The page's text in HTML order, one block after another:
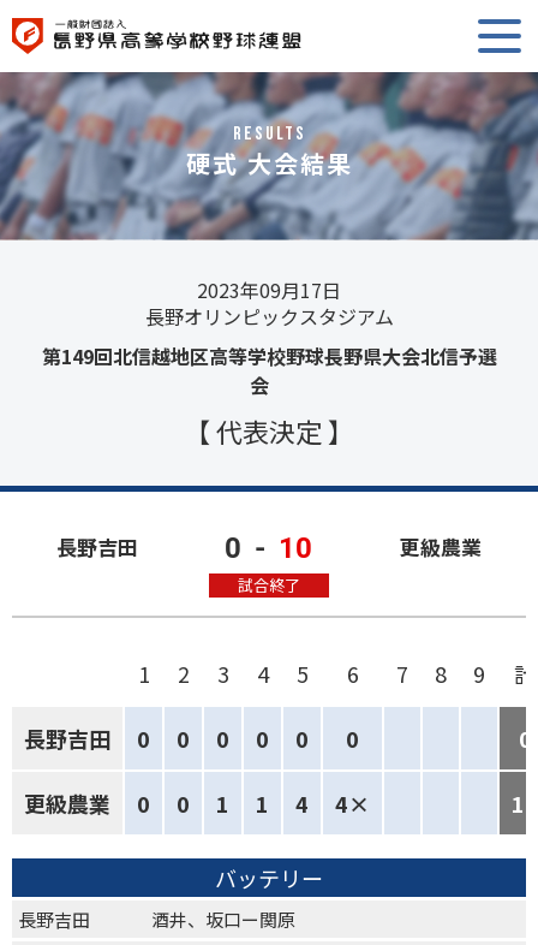
RESULTS
硬式 大会結果
2023年09月17日
長野オリンピックスタジアム
第149回北信越地区高等学校野球長野県大会北信予選
会
【 代表決定 】
長野吉田 0 - 10
試合終了
更級農業
1 2 3 4 5 6 7 8 9 計
長野吉田 0 0 0 0 0 0 0
更級農業 0 0 1 1 4 4× 10
バッテリー
長野吉田
酒井、坂口ー関原